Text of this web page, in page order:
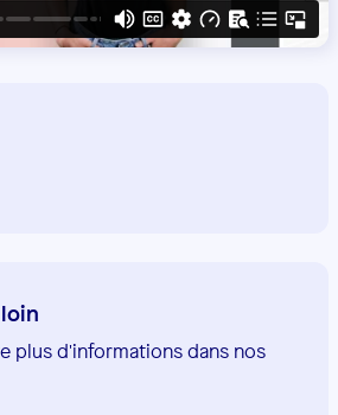
plus d'informations dans nos